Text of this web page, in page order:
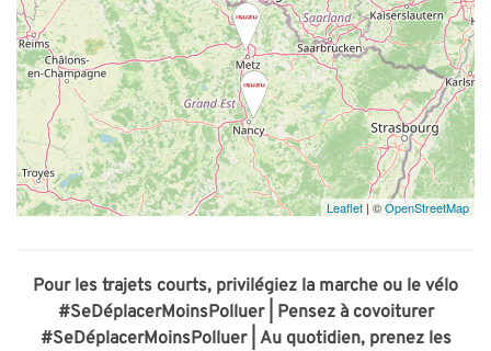
Leaflet| ©OpenStreetMap
Pour les trajets courts, privilégiez la marche ou le vélo
#SeDéplacerMoinsPolluer | Pensez à covoiturer
#SeDéplacerMoinsPolluer | Au quotidien, prenez les